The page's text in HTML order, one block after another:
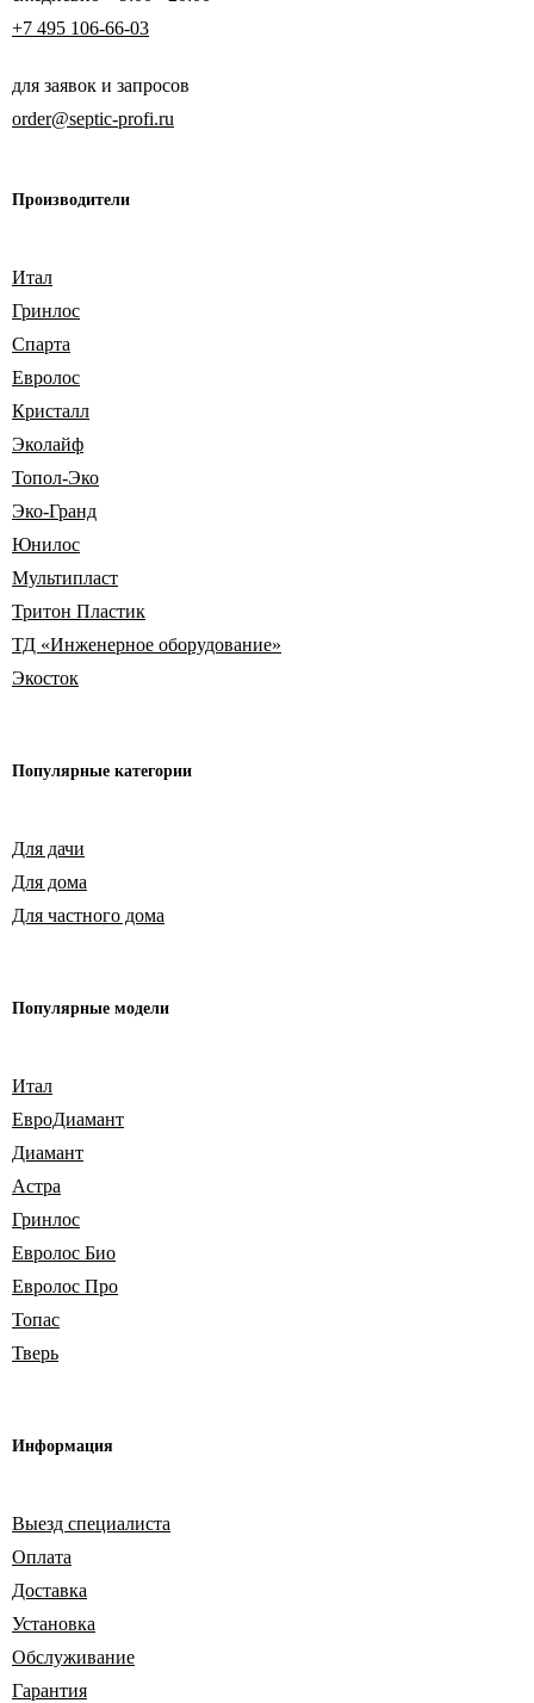
+7 495 106-66-03
для заявок и запросов
order@septic-profi.ru
Производители
Итал
Гринлос
Спарта
Евролос
Кристалл
Эколайф
Топол-Эко
Эко-Гранд
Юнилос
Мультипласт
Тритон Пластик
ТД «Инженерное оборудование»
Экосток
Популярные категории
Для дачи
Для дома
Для частного дома
Популярные модели
Итал
ЕвроДиамант
Диамант
Астра
Гринлос
Евролос Био
Евролос Про
Топас
Тверь
Информация
Выезд специалиста
Оплата
Доставка
Установка
Обслуживание
Гарантия